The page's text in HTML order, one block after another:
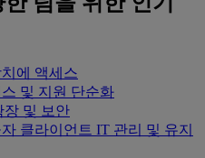
에 액세스
및 지원 단순화
장 및 보안
클라이언트 IT 관리 및 유지